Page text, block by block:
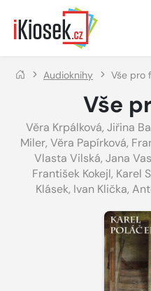
Přejít na hlavní obsah
Audioknihy Vše pro
Vše
Věra Krpálková, Jiřina
Miler, Věra Papírková,
Vlasta Vilská, Jana
František Kokejl, Karel
Klásek, Ivan Klička,